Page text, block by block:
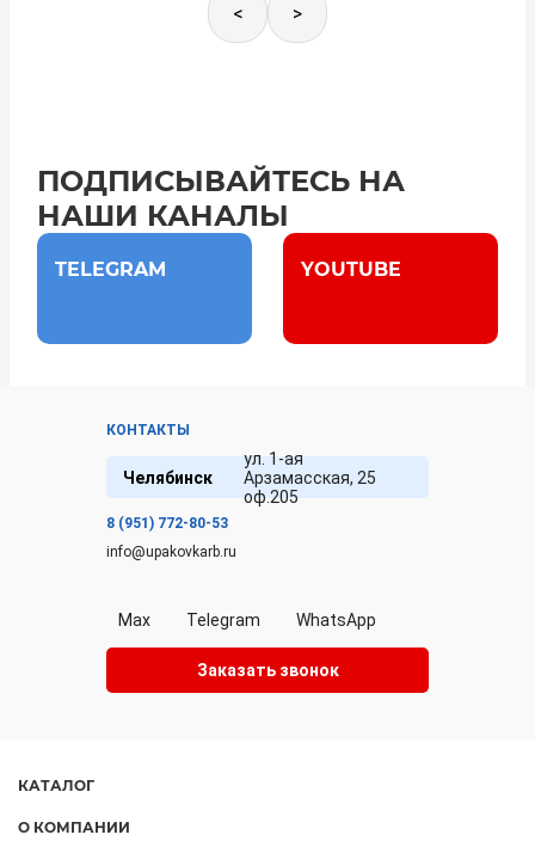
< >
ПОДПИСЫВАЙТЕСЬ НА
НАШИ КАНАЛЫ
TELEGRAM YOUTUBE
КОНТАКТЫ
Челябинск
ул. 1-ая
Арзамасская, 25
оф.205
8 (951) 772-80-53
info@upakovkarb.ru
Max Telegram WhatsApp
Заказать звонок
КАТАЛОГ
О КОМПАНИИ